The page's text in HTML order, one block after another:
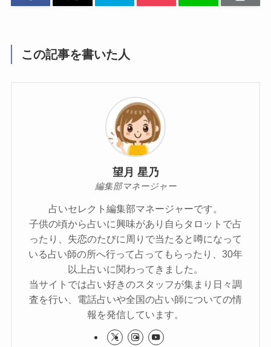
この記事を書いた人
望月 星乃
編集部マネージャー
占いセレクト編集部マネージャーです。
子供の頃から占いに興味があり自らタロットで占
ったり、失恋のたびに周りで当たると噂になって
いる占い師の所へ行って占ってもらったり、30年
以上占いに関わってきました。
当サイトでは占い好きのスタッフが集まり日々調
査を行い、電話占いや全国の占い師についての情
報を発信しています。